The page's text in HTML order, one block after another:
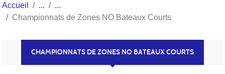
Accueil
Championnats de Zones NO Bateaux Courts
CHAMPIONNATS DE ZONES NO BATEAUX COURTS